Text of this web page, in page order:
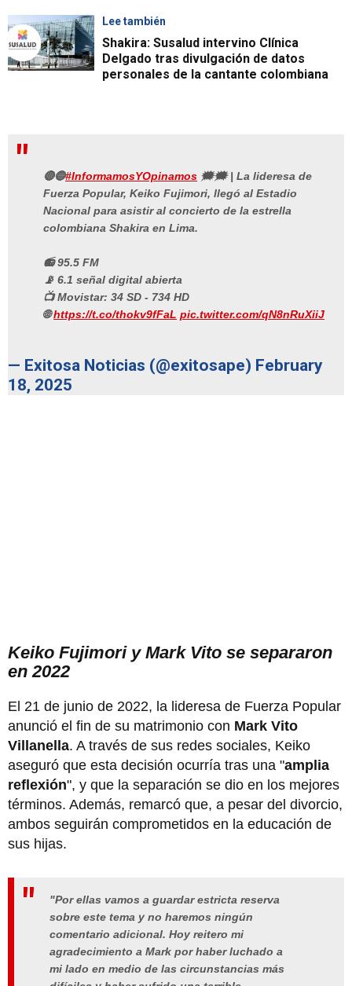
Lee también
Shakira: Susalud intervino Clínica
Delgado tras divulgación de datos
personales de la cantante colombiana
🔴🔵#InformamosYOpinamos 🗯🗯 | La lideresa de
Fuerza Popular, Keiko Fujimori, llegó al Estadio
Nacional para asistir al concierto de la estrella
colombiana Shakira en Lima.
📻 95.5 FM
📡 6.1 señal digital abierta
📺 Movistar: 34 SD - 734 HD
🌐https://t.co/thokv9fFaL pic.twitter.com/qN8nRuXiiJ
— Exitosa Noticias (@exitosape) February
18, 2025
Keiko Fujimori y Mark Vito se separaron
en 2022
El 21 de junio de 2022, la lideresa de Fuerza Popular
anunció el fin de su matrimonio con Mark Vito
Villanella. A través de sus redes sociales, Keiko
aseguró que esta decisión ocurría tras una "amplia
reflexión", y que la separación se dio en los mejores
términos. Además, remarcó que, a pesar del divorcio,
ambos seguirán comprometidos en la educación de
sus hijas.
"Por ellas vamos a guardar estricta reserva
sobre este tema y no haremos ningún
comentario adicional. Hoy reitero mi
agradecimiento a Mark por haber luchado a
mi lado en medio de las circunstancias más